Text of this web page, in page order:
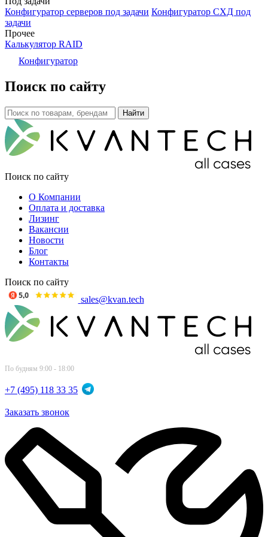
Конфигуратор серверов под задачи Конфигуратор СХД под
задачи
Прочее
Калькулятор RAID
Конфигуратор
Поиск по сайту
Поиск по сайту
О Компании
Оплата и доставка
Лизинг
Вакансии
Новости
Блог
Контакты
Поиск по сайту
sales@kvan.tech
По будням 9:00 - 18:00
+7 (495) 118 33 35
Заказать звонок